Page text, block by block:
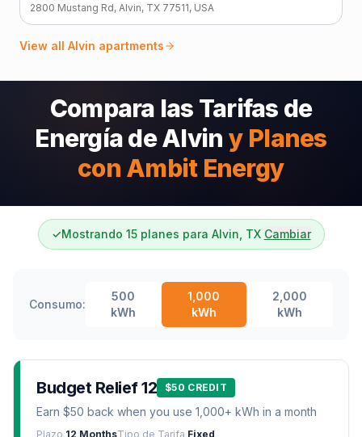
2800 Mustang Rd, Alvin, TX 77511, USA
View all Alvin apartments
Compara las Tarifas de
Energía de Alvin y Planes
con Ambit Energy
✓Mostrando 15 planes para Alvin, TX Cambiar
Consumo:
500
kWh
1,000
kWh
2,000
kWh
Budget Relief 12 $50 CREDIT
Earn $50 back when you use 1,000+ kWh in a month
Plazo 12 MonthsTipo de Tarifa Fixed